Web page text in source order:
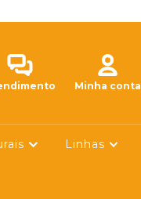
Minha conta
Linhas